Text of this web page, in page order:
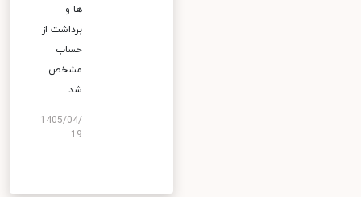
ها و
برداشت از
حساب
مشخص
شد
1405/04/
19